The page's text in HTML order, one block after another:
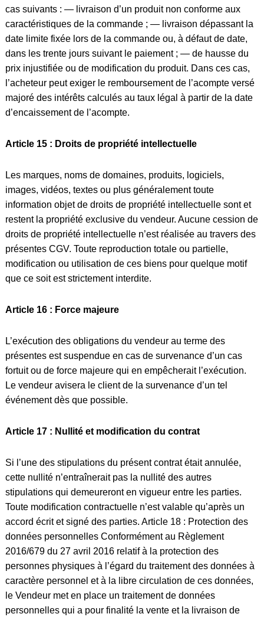
cas suivants : — livraison d’un produit non conforme aux
caractéristiques de la commande ; — livraison dépassant la
date limite fixée lors de la commande ou, à défaut de date,
dans les trente jours suivant le paiement ; — de hausse du
prix injustifiée ou de modification du produit. Dans ces cas,
l’acheteur peut exiger le remboursement de l’acompte versé
majoré des intérêts calculés au taux légal à partir de la date
d’encaissement de l’acompte.
Article 15 : Droits de propriété intellectuelle
Les marques, noms de domaines, produits, logiciels,
images, vidéos, textes ou plus généralement toute
information objet de droits de propriété intellectuelle sont et
restent la propriété exclusive du vendeur. Aucune cession de
droits de propriété intellectuelle n’est réalisée au travers des
présentes CGV. Toute reproduction totale ou partielle,
modification ou utilisation de ces biens pour quelque motif
que ce soit est strictement interdite.
Article 16 : Force majeure
L’exécution des obligations du vendeur au terme des
présentes est suspendue en cas de survenance d’un cas
fortuit ou de force majeure qui en empêcherait l’exécution.
Le vendeur avisera le client de la survenance d’un tel
événement dès que possible.
Article 17 : Nullité et modification du contrat
Si l’une des stipulations du présent contrat était annulée,
cette nullité n’entraînerait pas la nullité des autres
stipulations qui demeureront en vigueur entre les parties.
Toute modification contractuelle n’est valable qu’après un
accord écrit et signé des parties. Article 18 : Protection des
données personnelles Conformément au Règlement
2016/679 du 27 avril 2016 relatif à la protection des
personnes physiques à l’égard du traitement des données à
caractère personnel et à la libre circulation de ces données,
le Vendeur met en place un traitement de données
personnelles qui a pour finalité la vente et la livraison de